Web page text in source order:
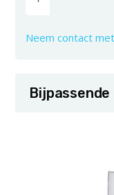
Neem contact